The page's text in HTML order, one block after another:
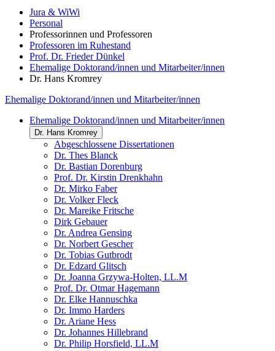
Jura & WiWi
Personal
Professorinnen und Professoren
Professoren im Ruhestand
Prof. Dr. Frieder Dünkel
Ehemalige Doktorand/innen und Mitarbeiter/innen
Dr. Hans Kromrey
Ehemalige Doktorand/innen und Mitarbeiter/innen
Ehemalige Doktorand/innen und Mitarbeiter/innen
Dr. Hans Kromrey
Abgeschlossene Dissertationen
Dr. Thes Blanck
Dr. Bastian Dorenburg
Prof. Dr. Kirstin Drenkhahn
Dr. Mirko Faber
Dr. Volker Fleck
Dr. Mareike Fritsche
Dirk Gebauer
Dr. Andrea Gensing
Dr. Norbert Gescher
Dr. Tobias Gutbrodt
Dr. Edzard Glitsch
Dr. Joanna Grzywa-Holten, LL.M
Prof. Dr. Otmar Hagemann
Dr. Elke Hannuschka
Dr. Immo Harders
Dr. Ariane Hess
Dr. Johannes Hillebrand
Dr. Philip Horsfield, LL.M